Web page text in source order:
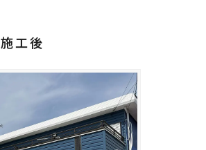
施工後